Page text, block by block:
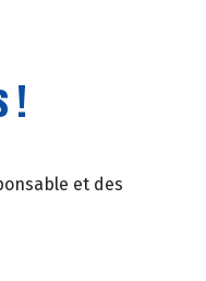
!
et des